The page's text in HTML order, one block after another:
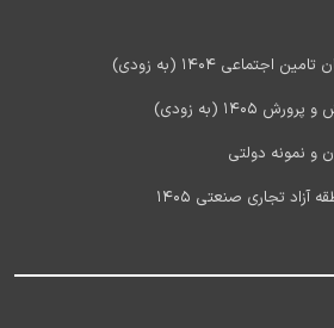
1404 (به زودی)
(به زودی)
و نمونه دولتی
تجاری صنعتی 1405